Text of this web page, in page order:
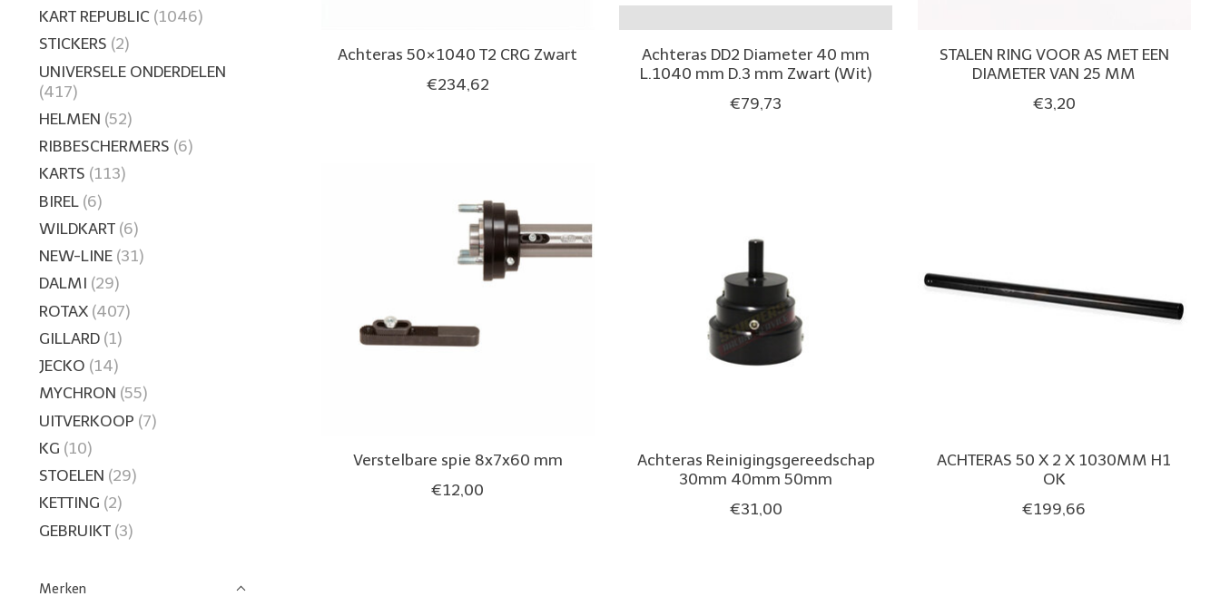
KART REPUBLIC (1046)
STICKERS (2)
UNIVERSELE ONDERDELEN
(417)
HELMEN (52)
RIBBESCHERMERS (6)
KARTS (113)
BIREL (6)
WILDKART (6)
NEW-LINE (31)
DALMI (29)
ROTAX (407)
GILLARD (1)
JECKO (14)
MYCHRON (55)
UITVERKOOP (7)
KG (10)
STOELEN (29)
KETTING (2)
GEBRUIKT (3)
Merken
Achteras 50×1040 T2 CRG Zwart
€234,62
Achteras DD2 Diameter 40 mm
L.1040 mm D.3 mm Zwart (Wit)
€79,73
STALEN RING VOOR AS MET EEN
DIAMETER VAN 25 MM
€3,20
Verstelbare spie 8x7x60 mm
€12,00
Achteras Reinigingsgereedschap
30mm 40mm 50mm
€31,00
ACHTERAS 50 X 2 X 1030MM H1
OK
€199,66